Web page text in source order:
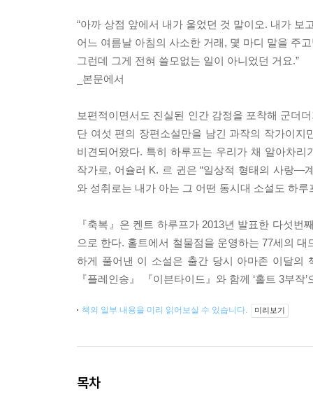
“아까 상점 앞에서 내가 울었던 것 말이오. 내가 보
어느 여름날 아침의 사소한 거래, 몇 마디 말을 주
그런데 그게 전혀 쓸모없는 일이 아니었던 거요.”
_본문에서
보편적이면서도 진실된 인간 감정을 포착해 군더
단 여섯 편의 장편소설만을 남긴 과작의 작가이
비견되어왔다. 특히 하루프는 우리가 채 알아차
작가로, 어슐러 K. 르 귄은 “일상적 형태의 사랑―
와 성취로는 내가 아는 그 어떤 동시대 소설도 하
『축복』은 켄트 하루프가 2013년 발표한 다섯
으로 한다. 홀트에서 철물점을 운영하는 77세의
하게 풀어낸 이 소설은 출간 당시 아마존 이달의
『플레인송』 『이븐타이드』와 함께 ‘홀트 3부
책의 일부 내용을 미리 읽어보실 수 있습니다. 미리보기
목차